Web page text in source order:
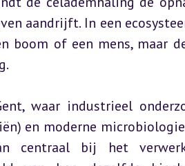
aandrijft. In een
boom of een mens, maar
waar industrieel
en moderne
centraal bij het